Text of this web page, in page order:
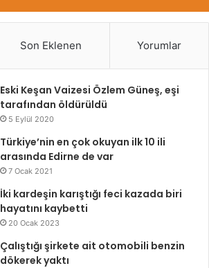
Son Eklenen Yorumlar
Eski Keşan Vaizesi Özlem Güneş, eşi
tarafından öldürüldü
5 Eylül 2020
Türkiye’nin en çok okuyan ilk 10 ili
arasında Edirne de var
7 Ocak 2021
İki kardeşin karıştığı feci kazada biri
hayatını kaybetti
20 Ocak 2023
Çalıştığı şirkete ait otomobili benzin
dökerek yaktı